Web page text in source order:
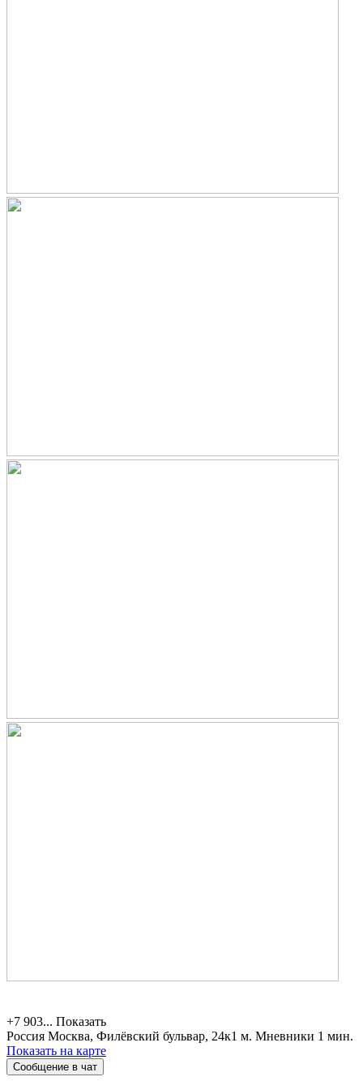
+7 903... Показать
Россия Москва, Филёвский бульвар, 24к1 м. Мневники 1 мин.
Показать на карте
Сообщение в чат